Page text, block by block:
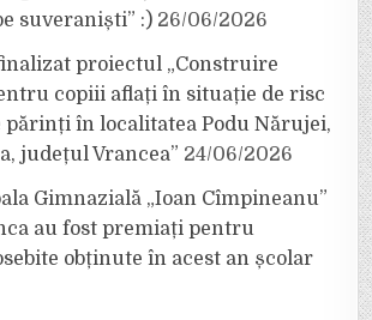
suveraniști” :) 26/06/2026
proiectul „Construire
copiii aflați în situație de risc
părinți în localitatea Podu Nărujei,
județul Vrancea” 24/06/2026
Gimnazială „Ioan Cîmpineanu”
au fost premiați pentru
obținute în acest an școlar